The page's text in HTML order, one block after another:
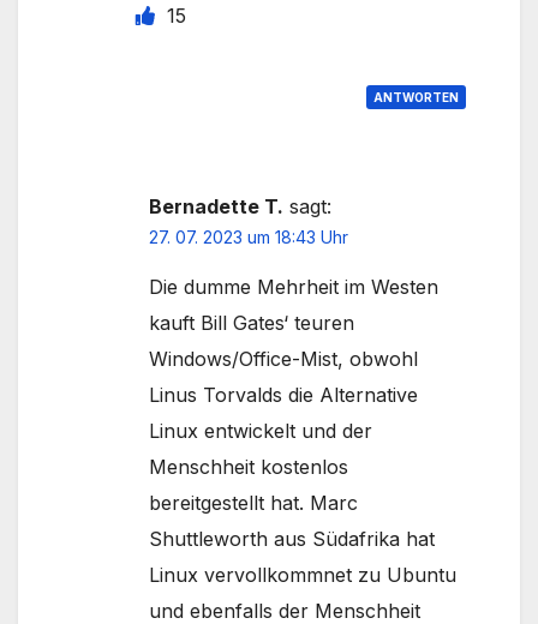
15
ANTWORTEN
Bernadette T. sagt:
27. 07. 2023 um 18:43 Uhr
Die dumme Mehrheit im Westen
kauft Bill Gates‘ teuren
Windows/Office-Mist, obwohl
Linus Torvalds die Alternative
Linux entwickelt und der
Menschheit kostenlos
bereitgestellt hat. Marc
Shuttleworth aus Südafrika hat
Linux vervollkommnet zu Ubuntu
und ebenfalls der Menschheit